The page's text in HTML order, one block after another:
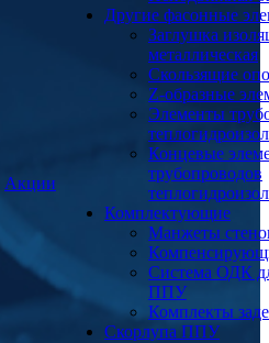
Акции
Другие фасонные
Заглушка
металлическая
Скользящие
Z-образные
Элементы
Концевые
трубопроводов
Комплектующие
Манжеты
Система ОДК
ППУ
Комплекты
Скорлупа ППУ